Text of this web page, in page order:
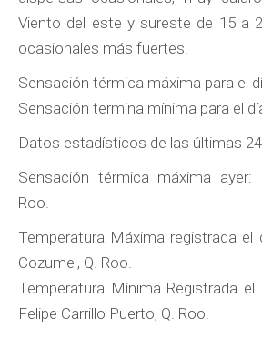
Viento del este y sureste de 15 a
ocasionales más fuertes.
Sensación térmica máxima para el
Sensación termina mínima para el
Datos estadísticos de las últimas
Sensación térmica máxima ayer:
Roo.
Temperatura Máxima registrada el
Cozumel, Q. Roo.
Temperatura Mínima Registrada el
Felipe Carrillo Puerto, Q. Roo.